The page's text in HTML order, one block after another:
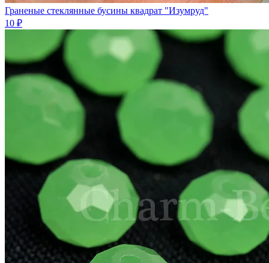
Граненые стеклянные бусины квадрат "Изумруд"
10 ₽